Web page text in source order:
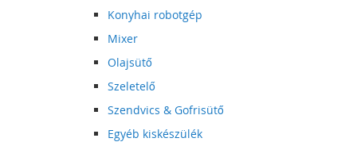
Konyhai robotgép
Mixer
Olajsütő
Szeletelő
Szendvics & Gofrisütő
Egyéb kiskészülék